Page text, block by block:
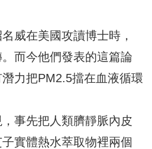
威在美國攻讀博士時，
而今他們發表的這篇論
力把PM2.5擋在血液循環
事先把人類臍靜脈內皮
實體熱水萃取物裡兩個